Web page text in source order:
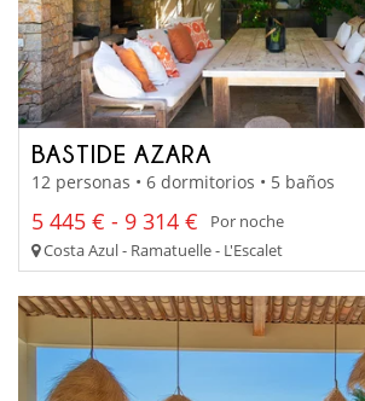
BASTIDE AZARA
12 personas • 6 dormitorios • 5 baños
5 445 € - 9 314 €
Por noche
Costa Azul - Ramatuelle - L'Escalet